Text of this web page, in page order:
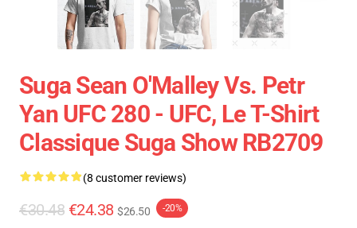
Suga Sean O'Malley Vs. Petr
Yan UFC 280 - UFC, Le T-Shirt
Classique Suga Show RB2709
(8 customer reviews)
€30.48 €24.38 $26.50 -20%